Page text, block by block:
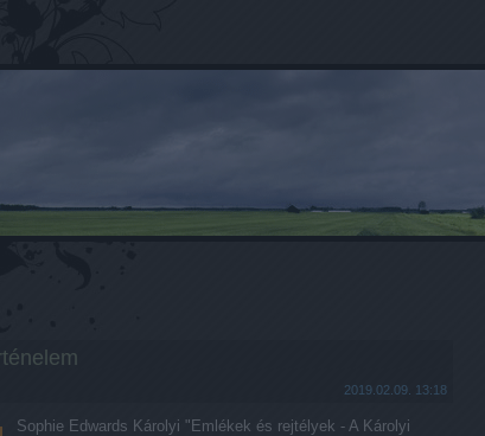
2019.02.09. 13:18
Sophie Edwards Károlyi "Emlékek és rejtélyek - A Károlyi